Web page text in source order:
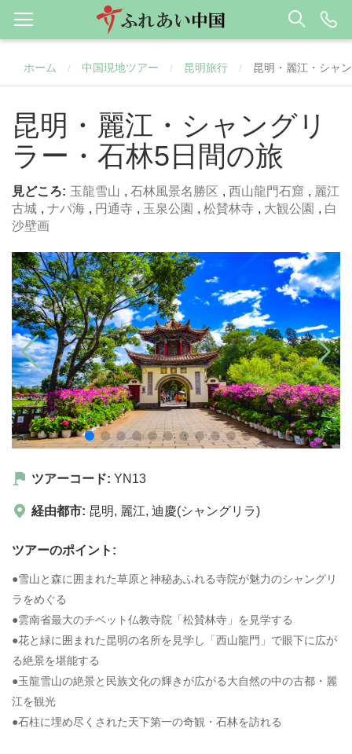
ホーム / 中国現地ツアー / 昆明旅行 / 昆明・麗江・シャ
昆明・麗江・シャングリ
ラー・石林5日間の旅
見どころ: 玉龍雪山 , 石林風景名勝区 , 西山龍門石窟 , 麗江
古城 , ナパ海 , 円通寺 , 玉泉公園 , 松賛林寺 , 大観公園 , 白
沙壁画
ツアーコード: YN13
経由都市: 昆明, 麗江, 迪慶(シャングリラ)
ツアーのポイント:
●雪山と森に囲まれた草原と神秘あふれる寺院が魅力のシャングリ
ラをめぐる
●雲南省最大のチベット仏教寺院「松賛林寺」を見学する
●花と緑に囲まれた昆明の名所を見学し「西山龍門」で眼下に広が
る絶景を堪能する
●玉龍雪山の絶景と民族文化の輝きが広がる大自然の中の古都・麗
江を観光
●石柱に埋め尽くされた天下第一の奇観・石林を訪れる